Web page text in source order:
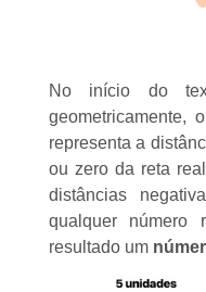
No início do
geometricamente,
representa a
ou zero da reta
distâncias
qualquer número
resultado um